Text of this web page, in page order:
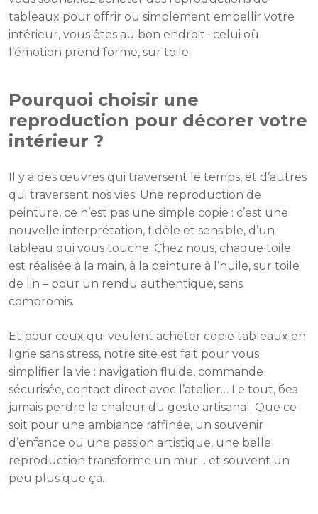
tableaux pour offrir ou simplement embellir votre
intérieur, vous êtes au bon endroit : celui où
l’émotion prend forme, sur toile.
Pourquoi choisir une
reproduction pour décorer votre
intérieur ?
Il y a des œuvres qui traversent le temps, et d’autres
qui traversent nos vies. Une reproduction de
peinture, ce n’est pas une simple copie : c’est une
nouvelle interprétation, fidèle et sensible, d’un
tableau qui vous touche. Chez nous, chaque toile
est réalisée à la main, à la peinture à l’huile, sur toile
de lin – pour un rendu authentique, sans
compromis.
Et pour ceux qui veulent acheter copie tableaux en
ligne sans stress, notre site est fait pour vous
simplifier la vie : navigation fluide, commande
sécurisée, contact direct avec l’atelier… Le tout, без
jamais perdre la chaleur du geste artisanal. Que ce
soit pour une ambiance raffinée, un souvenir
d’enfance ou une passion artistique, une belle
reproduction transforme un mur… et souvent un
peu plus que ça.